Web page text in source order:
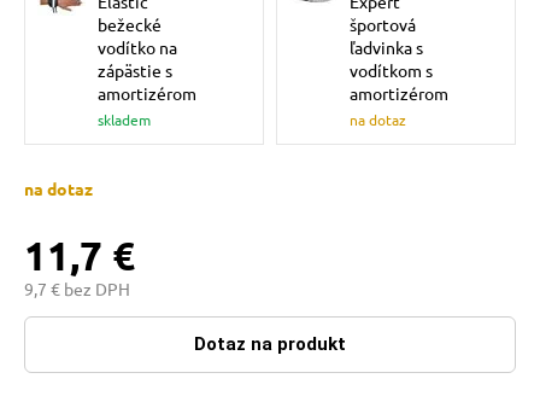
mačky
podložky
poukazy
bežecké
vodítko na
zápästie s
amortizérom
skladem
športová
ľadvinka s
vodítkom s
amortizérom
na dotaz
na dotaz
11,7 €
9,7 € bez DPH
Dotaz na produkt